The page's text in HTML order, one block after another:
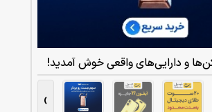
و دارایی‌های واقعی خوش آمدید!
›